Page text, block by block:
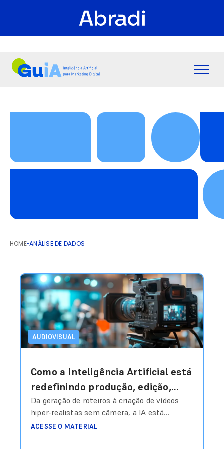
HOME•ANÁLISE DE DADOS
AUDIOVISUAL
Como a Inteligência Artificial está
redefinindo produção, edição,
personalização e escala em vídeo
e áudio?
Da geração de roteiros à criação de vídeos
hiper-realistas sem câmera, a IA está
transformando o audiovisual em um sistema
ACESSE O MATERIAL